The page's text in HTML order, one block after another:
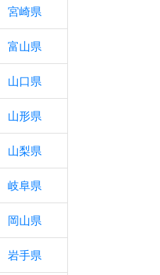
宮崎県
富山県
山口県
山形県
山梨県
岐阜県
岡山県
岩手県